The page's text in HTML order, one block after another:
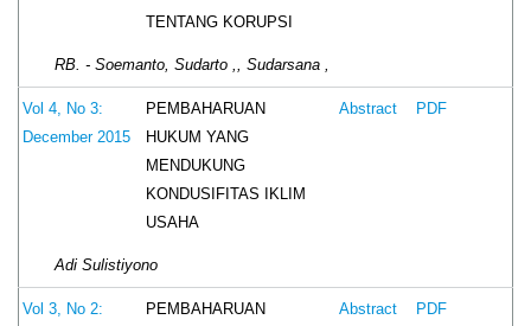
TENTANG KORUPSI
RB. - Soemanto, Sudarto ,, Sudarsana ,
Vol 4, No 3:
December 2015
PEMBAHARUAN
HUKUM YANG
MENDUKUNG
KONDUSIFITAS IKLIM
USAHA
Abstract PDF
Adi Sulistiyono
Vol 3, No 2:
PEMBAHARUAN
Abstract PDF